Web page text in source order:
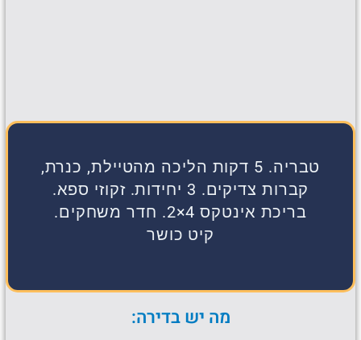
טבריה. 5 דקות הליכה מהטיילת, כנרת,
קברות צדיקים. 3 יחידות. זקוזי ספא.
בריכת אינטקס 4×2. חדר משחקים.
קיט כושר
מה יש בדירה: